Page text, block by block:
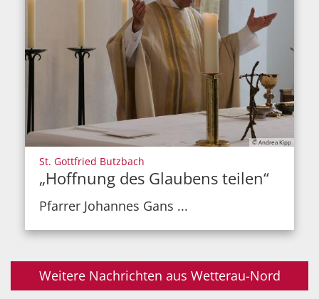
© Andrea Kipp
St. Gottfried Butzbach
„Hoffnung des Glaubens teilen“
Pfarrer Johannes Gans ...
Weitere Nachrichten aus Wetterau-Nord